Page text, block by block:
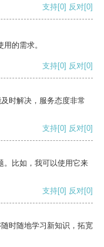
支持[0] 反对[0]
的需求。
支持[0] 反对[0]
时解决，服务态度非常
支持[0] 反对[0]
。比如，我可以使用它来
支持[0] 反对[0]
时随地学习新知识，拓宽